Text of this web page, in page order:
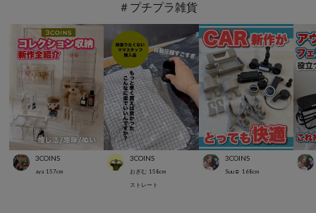
＃プチプラ雑貨
3COINS
aya 157cm
3COINS
おぎむ 158cm
ストレート
3COINS
Suu☺︎ 168cm